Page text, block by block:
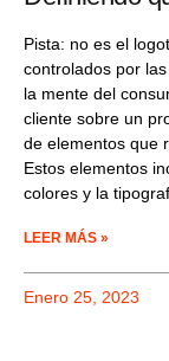
Pista: no es el
controlados por
la mente del
cliente sobre un
de elementos que
Estos elementos
colores y la
LEER MÁS »
Enero 25, 2023